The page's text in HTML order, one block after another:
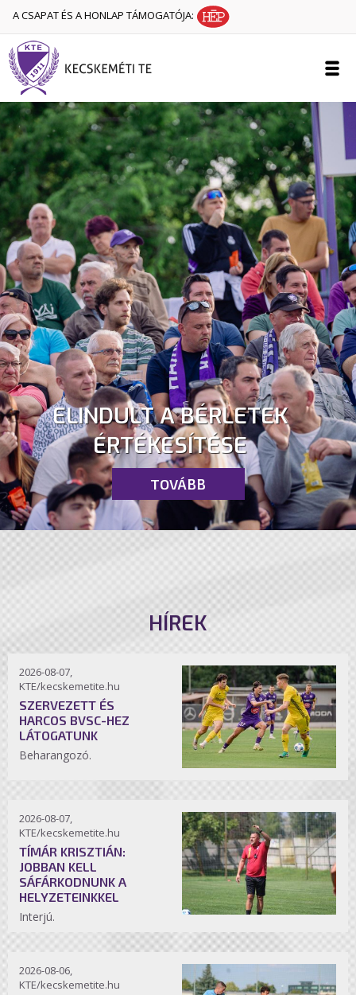
A CSAPAT ÉS A HONLAP TÁMOGATÓJA:
ELINDULT A BÉRLETEK
ÉRTÉKESÍTÉSE
TOVÁBB
HÍREK
2026-08-07,
KTE/kecskemetite.hu
SZERVEZETT ÉS
HARCOS BVSC-HEZ
LÁTOGATUNK
Beharangozó.
2026-08-07,
KTE/kecskemetite.hu
TÍMÁR KRISZTIÁN:
JOBBAN KELL
SÁFÁRKODNUNK A
HELYZETEINKKEL
Interjú.
2026-08-06,
KTE/kecskemetite.hu